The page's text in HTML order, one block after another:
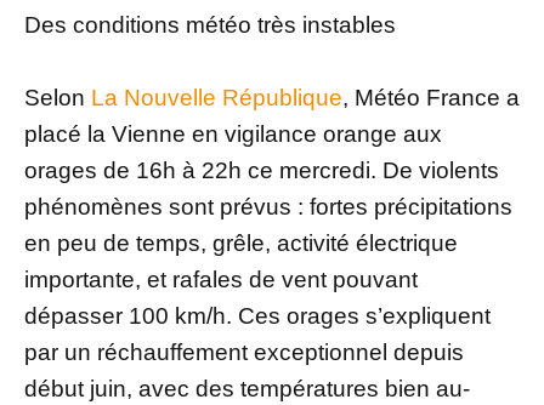
Des conditions météo très instables
Selon La Nouvelle République, Météo France a
placé la Vienne en vigilance orange aux
orages de 16h à 22h ce mercredi. De violents
phénomènes sont prévus : fortes précipitations
en peu de temps, grêle, activité électrique
importante, et rafales de vent pouvant
dépasser 100 km/h. Ces orages s’expliquent
par un réchauffement exceptionnel depuis
début juin, avec des températures bien au-